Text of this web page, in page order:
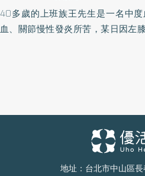
40多歲的上班族王先生是一名中
血、關節慢性發炎所苦，某日因左
地址：台北市中山區